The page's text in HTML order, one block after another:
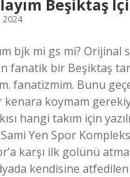
Beşiktaş
2024
bjk mi gs mi? Orijinal
fanatik bir Beşiktaş
fanatizmim. Bunu
kenara koymam
hangi takım için
Yen Spor
karşı ilk golünü
kendisine atfedilen